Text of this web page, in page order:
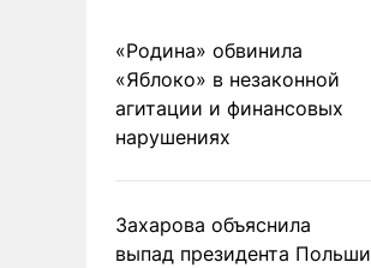
«Родина» обвинила
«Яблоко» в незаконной
агитации и финансовых
нарушениях
Захарова объяснила
выпад президента Польши